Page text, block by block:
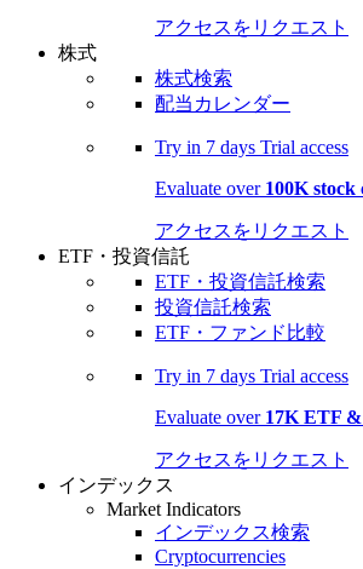
アクセスをリクエスト
株式
株式検索
配当カレンダー
Try in 7 days Trial access
Evaluate over 100K stock
アクセスをリクエスト
ETF・投資信託
ETF・投資信託検索
投資信託検索
ETF・ファンド比較
Try in 7 days Trial access
Evaluate over 17K ETF
アクセスをリクエスト
インデックス
Market Indicators
インデックス検索
Cryptocurrencies